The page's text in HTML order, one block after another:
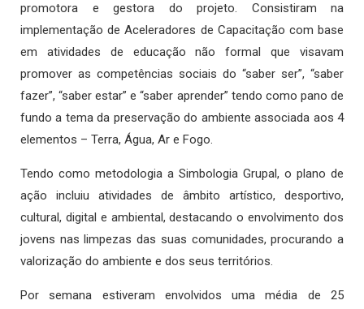
promotora e gestora do projeto. Consistiram na
implementação de Aceleradores de Capacitação com base
em atividades de educação não formal que visavam
promover as competências sociais do “saber ser”, “saber
fazer”, “saber estar” e “saber aprender” tendo como pano de
fundo a tema da preservação do ambiente associada aos 4
elementos – Terra, Água, Ar e Fogo.
Tendo como metodologia a Simbologia Grupal, o plano de
ação incluiu atividades de âmbito artístico, desportivo,
cultural, digital e ambiental, destacando o envolvimento dos
jovens nas limpezas das suas comunidades, procurando a
valorização do ambiente e dos seus territórios.
Por semana estiveram envolvidos uma média de 25